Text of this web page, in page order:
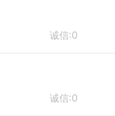
诚信:0
诚信:0